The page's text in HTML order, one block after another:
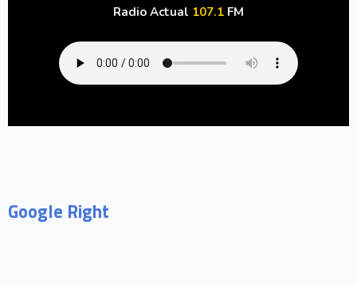
Radio Actual 107.1 FM
Google Right